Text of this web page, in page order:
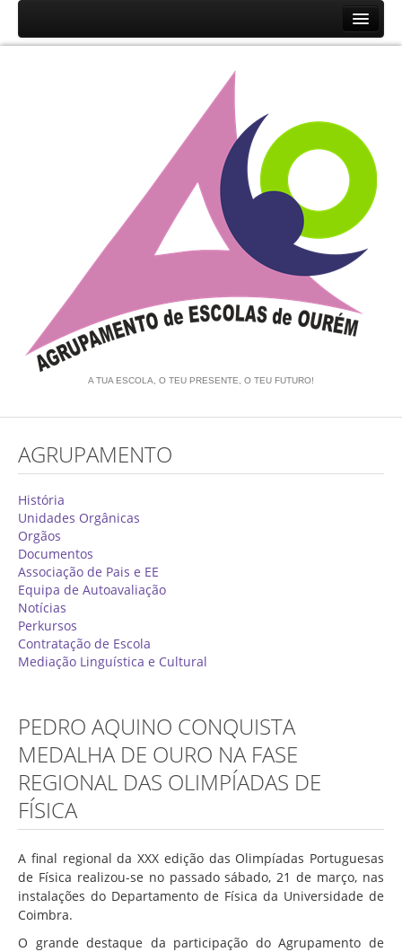
Unidades Orgânicas
Documentos
Associação de Pais e EE
Equipa de Autoavaliação
Notícias
Alunos
Oferta Formativa 2026/2027
Matrículas
Critérios Específicos de Avaliação
Ensino Profissionalizante
Horários
Educação Especial
Atividades do 1º Ciclo
Clubes & Projetos
Exames
Associação de Estudantes
Calendário Escolar
Manuais Escolares
Horários
A TUA ESCOLA, O TEU PRESENTE, O TEU FUTURO!
AGRUPAMENTO
História
Unidades Orgânicas
Orgãos
Documentos
Associação de Pais e EE
Equipa de Autoavaliação
Notícias
Perkursos
Contratação de Escola
Mediação Linguística e Cultural
PEDRO AQUINO CONQUISTA
MEDALHA DE OURO NA FASE
REGIONAL DAS OLIMPÍADAS DE
FÍSICA
A final regional da XXX edição das Olimpíadas Portuguesas
de Física realizou-se no passado sábado, 21 de março, nas
instalações do Departamento de Física da Universidade de
Coimbra.
O grande destaque da participação do Agrupamento de